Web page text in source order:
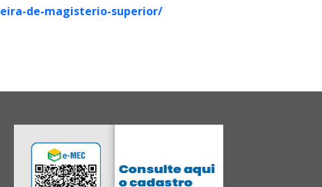
de-magisterio-superior/